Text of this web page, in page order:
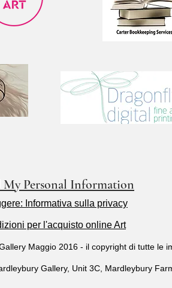
Personal Information
Informativa sulla privacy
per l'acquisto online Art
Maggio 2016 - il copyright di tutte le
Gallery, Unit 3C, Mardleybury